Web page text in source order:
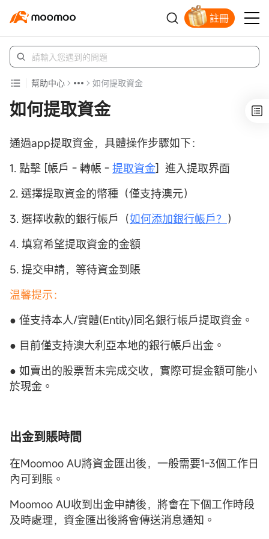
註冊
幫助中心 如何提取資金
如何提取資金
通過app提取資金，具體操作步驟如下：
1. 點擊 [帳戶 - 轉帳 - 提取資金] 進入提取界面
2. 選擇提取資金的幣種（僅支持澳元）
3. 選擇收款的銀行帳戶（如何添加銀行帳戶？ ）
4. 填寫希望提取資金的金額
5. 提交申請，等待資金到賬
温馨提示：
● 僅支持本人/實體(Entity)同名銀行帳戶提取資金。
● 目前僅支持澳大利亞本地的銀行帳戶出金。
● 如賣出的股票暫未完成交收，實際可提金額可能小
於現金。
出金到賬時間
在Moomoo AU將資金匯出後，一般需要1-3個工作日
內可到賬。
Moomoo AU收到出金申請後，將會在下個工作時段
及時處理，資金匯出後將會傳送消息通知。